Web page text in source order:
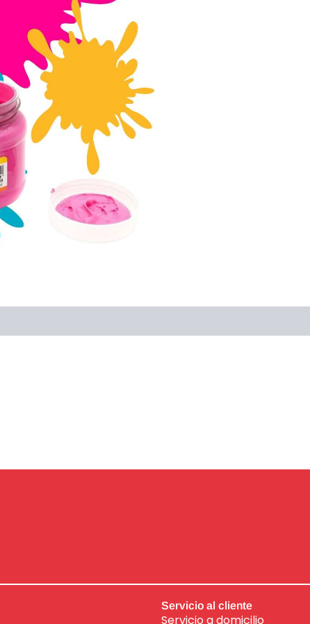
Servicio al cliente
Servicio a domicilio